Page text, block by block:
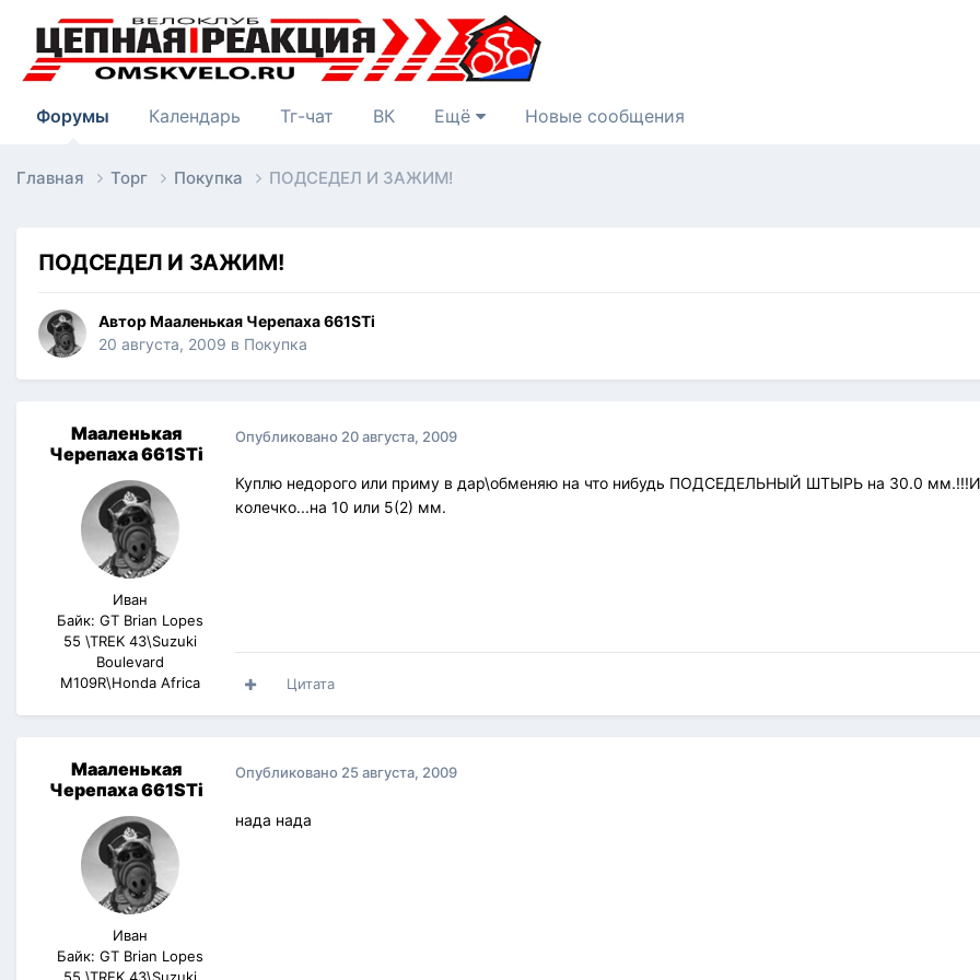
Форумы Календарь Тг-чат ВК Ещё Новые сообщения
Главная Торг Покупка ПОДСЕДЕЛ И ЗАЖИМ!
ПОДСЕДЕЛ И ЗАЖИМ!
АвторМааленькая Черепаха 661STi
20 августа, 2009 в Покупка
Мааленькая
Черепаха 661STi
Иван
Байк: GT Brian Lopes
55 \TREK 43\Suzuki
Boulevard
M109R\Honda Africa
Опубликовано 20 августа, 2009
Куплю недорого или приму в дар\обменяю на что нибудь ПОДСЕДЕЛЬНЫЙ ШТЫРЬ на 30.0 мм.!!!И
колечко...на 10 или 5(2) мм.
Цитата
Мааленькая
Черепаха 661STi
Иван
Байк: GT Brian Lopes
Опубликовано 25 августа, 2009
нада нада